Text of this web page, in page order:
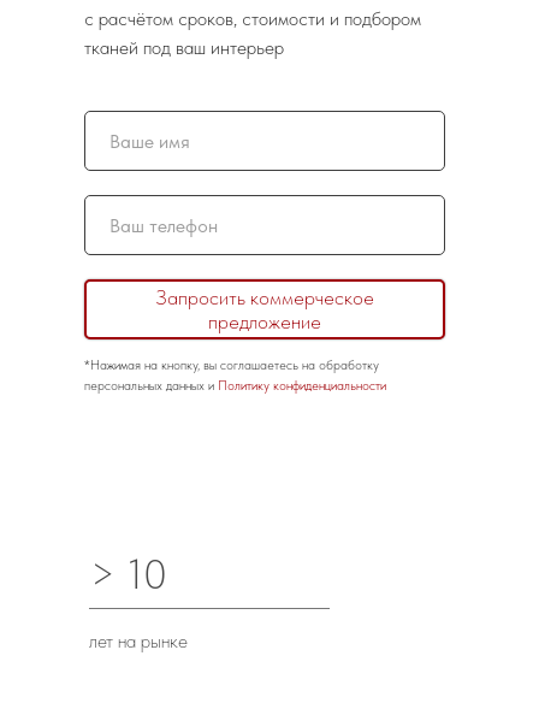
с расчётом сроков, стоимости и подбором
тканей под ваш интерьер
Запросить коммерческое
предложение
*Нажимая на кнопку, вы соглашаетесь на обработку
персональных данных и Политику конфиденциальности
> 10
лет на рынке
Идеальное решение для создания уютной
атмосферы в жилых и рабочих пространствах
ДЕВЕЛОПЕРАМ ЖИЛЫХ
КОМПЛЕКСОВ